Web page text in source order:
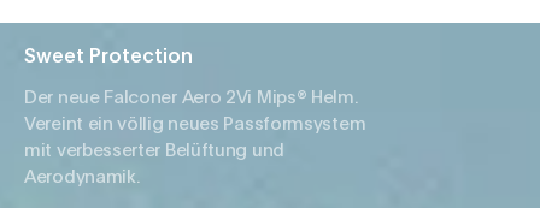
Sweet Protection
Der neue Falconer Aero 2Vi Mips® Helm.
Vereint ein völlig neues Passformsystem
mit verbesserter Belüftung und
Aerodynamik.